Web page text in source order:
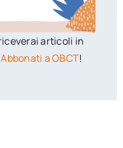
articoli in
Abbonati a OBCT!